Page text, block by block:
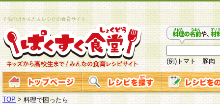
子供向けかんたんレシピの食育サイト
(例)トマト 豚肉
TOP >料理で困ったら